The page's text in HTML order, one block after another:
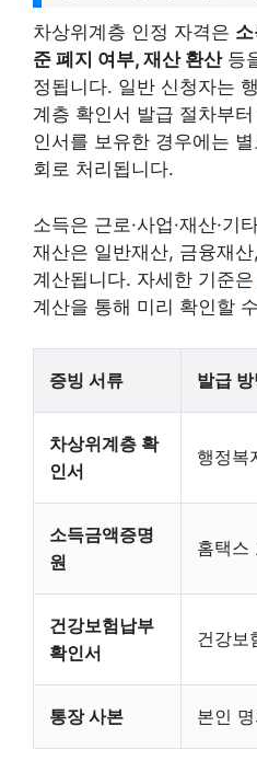
차상위계층 인정 자격은
준 폐지 여부, 재산 환산등
정됩니다. 일반 신청자는
계층 확인서 발급 절차부
인서를 보유한 경우에는
회로 처리됩니다.
소득은 근로·사업·재산·기
재산은 일반재산, 금융재
계산됩니다. 자세한 기준은
계산을 통해 미리 확인할
증빙 서류 발급 방
차상위계층 확
인서
행정복
소득금액증명
원
홈택스
건강보험납부
확인서
건강보
통장 사본 본인